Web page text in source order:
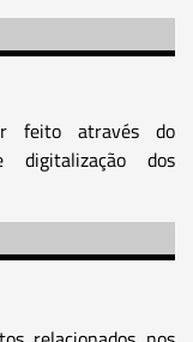
feito através do
digitalização dos